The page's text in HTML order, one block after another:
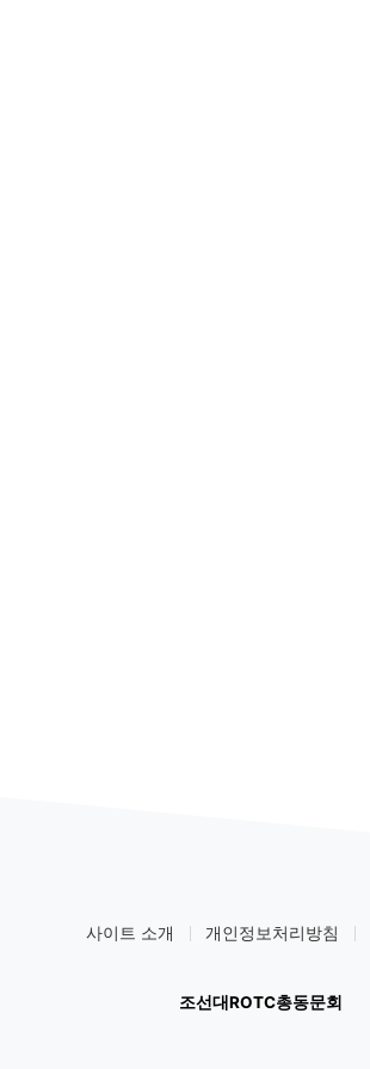
사이트 소개 개인정보처리방침
조선대ROTC총동문회